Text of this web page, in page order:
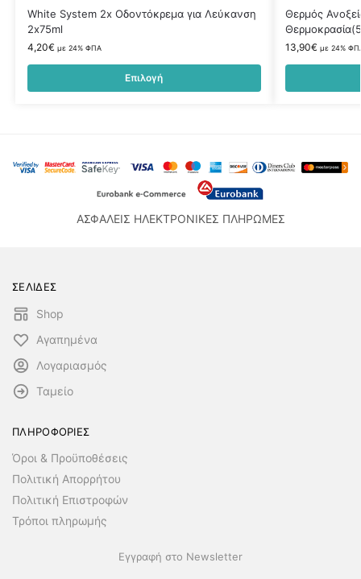
White System 2x Οδοντόκρεμα για Λεύκανση
2x75ml
4,20€ με 24% ΦΠΑ
Επιλογή
Θερμός
13,90€ με 24%
ΑΣΦΑΛΕΙΣ ΗΛΕΚΤΡΟΝΙΚΕΣ ΠΛΗΡΩΜΕΣ
ΣΕΛΙΔΕΣ
Shop
Αγαπημένα
Λογαριασμός
Ταμείο
ΠΛΗΡΟΦΟΡΙΕΣ
Όροι & Προϋποθέσεις
Πολιτική Απορρήτου
Πολιτική Επιστροφών
Τρόποι πληρωμής
Εγγραφή στο Newsletter